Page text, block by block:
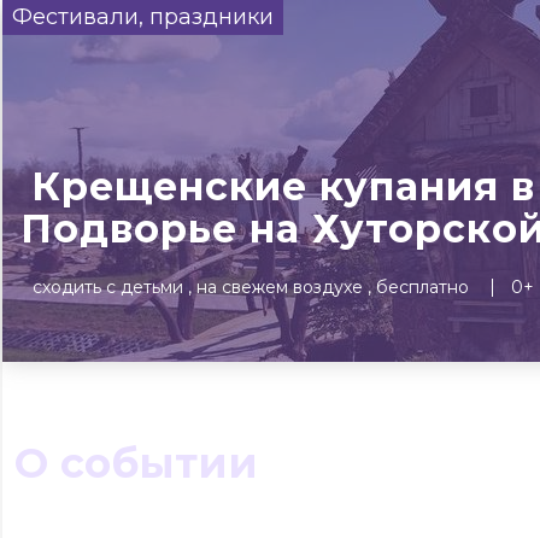
Сегодня Выходные
Все материалы Концерты Театр Детям
Фестивали, праздники
Крещенские купания в
Подворье на
сходить с детьми на свежем воздухе бесплатно 0+
О событии